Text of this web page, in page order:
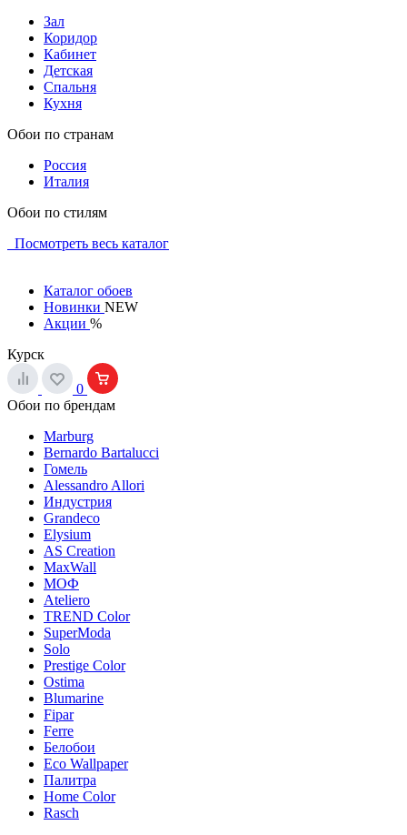
Зал
Коридор
Кабинет
Детская
Спальня
Кухня
Обои по странам
Россия
Италия
Обои по стилям
Посмотреть весь каталог
Каталог обоев
Новинки NEW
Акции %
Курск
0
Обои по брендам
Marburg
Bernardo Bartalucci
Гомель
Alessandro Allori
Индустрия
Grandeco
Elysium
AS Creation
MaxWall
МОФ
Ateliero
TREND Color
SuperModa
Solo
Prestige Color
Ostima
Blumarine
Fipar
Ferre
Белобои
Eco Wallpaper
Палитра
Home Color
Rasch